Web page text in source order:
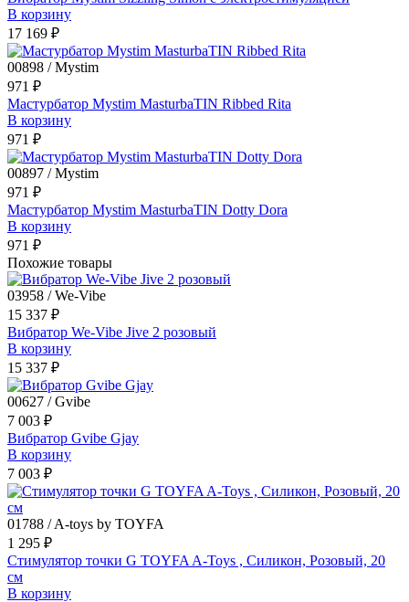
В корзину
17 169 ₽
00898 / Mystim
971 ₽
Мастурбатор Mystim MasturbaTIN Ribbed Rita
В корзину
971 ₽
00897 / Mystim
971 ₽
Мастурбатор Mystim MasturbaTIN Dotty Dora
В корзину
971 ₽
Похожие товары
03958 / We-Vibe
15 337 ₽
Вибратор We-Vibe Jive 2 розовый
В корзину
15 337 ₽
00627 / Gvibe
7 003 ₽
Вибратор Gvibe Gjay
В корзину
7 003 ₽
01788 / A-toys by TOYFA
1 295 ₽
Стимулятор точки G TOYFA A-Toys , Силикон, Розовый, 20
см
В корзину